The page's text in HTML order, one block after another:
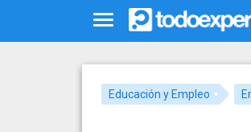
Educación y Empleo